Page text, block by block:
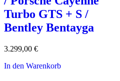
Turbo GTS + S /
Bentley Bentayga
3.299,00 €
In den Warenkorb